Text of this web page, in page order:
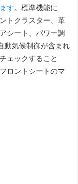
す。 標準機能に
トクラスター、革
シート、パワー調
動気候制御が含まれ
ェックすること
ロントシートのマ